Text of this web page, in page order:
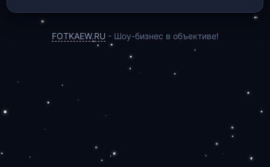
FOTKAEW.RU - Шоу-бизнес в объективе!